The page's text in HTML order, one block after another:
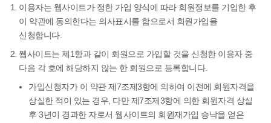
이용자는 웹사이트가 정한 가입 양식에 따라 회원정보를 기입한 후
이 약관에 동의한다는 의사표시를 함으로서 회원가입을
신청합니다.
웹사이트는 제1항과 같이 회원으로 가입할 것을 신청한 이용자 중
다음 각 호에 해당하지 않는 한 회원으로 등록합니다.
가입신청자가 이 약관 제7조제3항에 의하여 이전에 회원자격을
상실한 적이 있는 경우, 다만 제7조제3항에 의한 회원자격 상실
후 3년이 경과한 자로서 웹사이트의 회원재가입 승낙을 얻은